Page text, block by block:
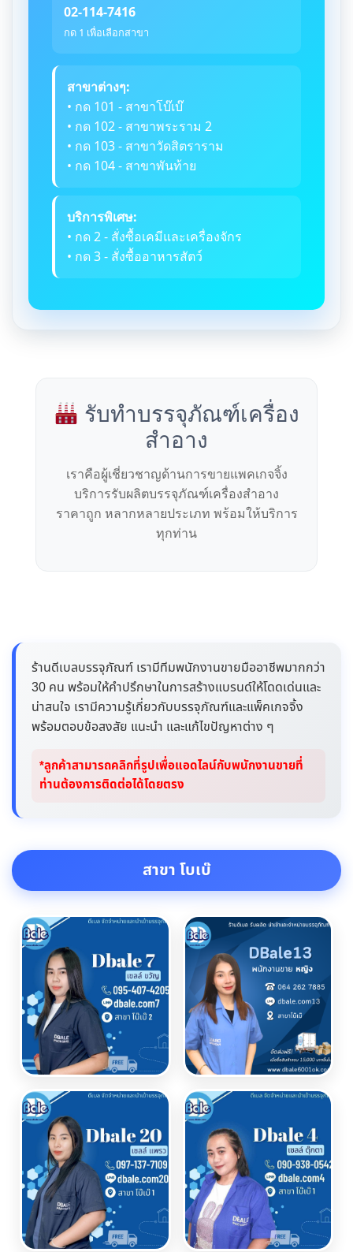
02-114-7416
กด 1 เพื่อเลือกสาขา
สาขาต่างๆ:
• กด 101 - สาขาโบ๊เบ๊
• กด 102 - สาขาพระราม 2
• กด 103 - สาขาวัดสิตราราม
• กด 104 - สาขาพันท้าย
บริการพิเศษ:
• กด 2 - สั่งซื้อเคมีและเครื่องจักร
• กด 3 - สั่งซื้ออาหารสัตว์
รับทำบรรจุภัณฑ์เครื่อง
สำอาง
เราคือผู้เชี่ยวชาญด้านการขายแพคเกจจิ้ง
บริการรับผลิตบรรจุภัณฑ์เครื่องสำอาง
ราคาถูก หลากหลายประเภท พร้อมให้บริการ
ทุกท่าน
ร้านดีเบลบรรจุภัณฑ์ เรามีทีมพนักงานขายมืออาชีพมากกว่า
30 คน พร้อมให้คำปรึกษาในการสร้างแบรนด์ให้โดดเด่นและ
น่าสนใจ เรามีความรู้เกี่ยวกับบรรจุภัณฑ์และแพ็คเกจจิ้ง
พร้อมตอบข้อสงสัย แนะนำ และแก้ไขปัญหาต่าง ๆ
*ลูกค้าสามารถคลิกที่รูปเพื่อแอดไลน์กับพนักงานขายที่
ท่านต้องการติดต่อได้โดยตรง
สาขา โบเบ๊